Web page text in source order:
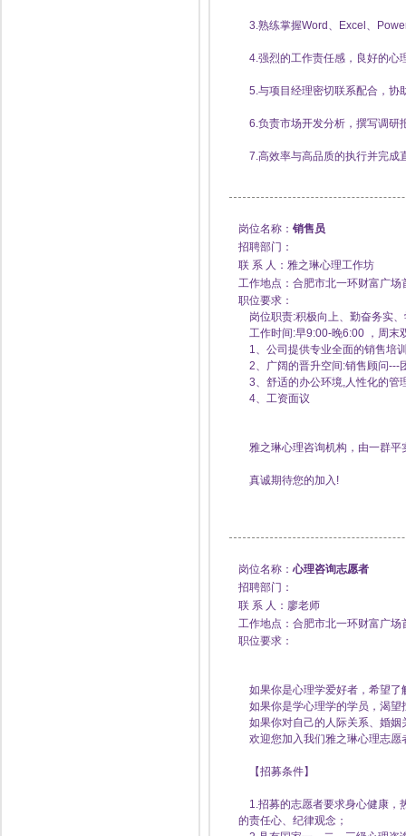
3.熟练掌握Word、Excel、
4.强烈的工作责任感，良好的心
5.与项目经理密切联系配合，协
6.负责市场开发分析，撰写调研
7.高效率与高品质的执行并完成
岗位名称： 销售员
招聘部门：
联 系 人：雅之琳心理工作坊
工作地点：合肥市北一环财富广场
职位要求：
岗位职责:积极向上、勤奋务实
工作时间:早9:00-晚6:00 ，周末
1、公司提供专业全面的销售培
2、广阔的晋升空间:销售顾问---
3、舒适的办公环境,人性化的管
4、工资面议
雅之琳心理咨询机构，由一群平
真诚期待您的加入!
岗位名称：心理咨询志愿者
招聘部门：
联 系 人：廖老师
工作地点：合肥市北一环财富广场
职位要求：
如果你是心理学爱好者，希望
如果你是学心理学的学员，渴
如果你对自己的人际关系、婚
欢迎您加入我们雅之琳心理志愿
【招募条件】
1.招募的志愿者要求身心健康，
的责任心、纪律观念；